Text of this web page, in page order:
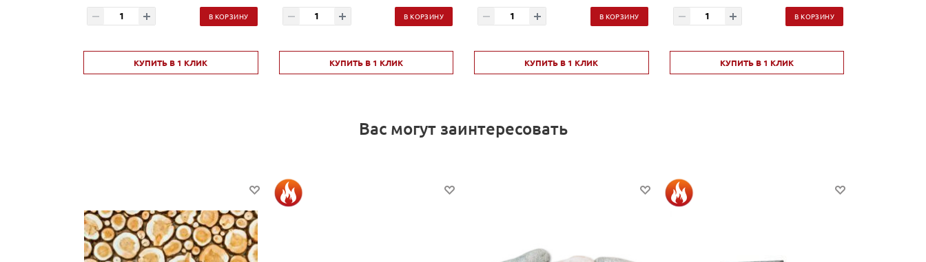
В КОРЗИНУ
КУПИТЬ В 1 КЛИК
В КОРЗИНУ
КУПИТЬ В 1 КЛИК
В КОРЗИНУ
КУПИТЬ В 1 КЛИК
В КОРЗИНУ
КУПИТЬ В 1 КЛИК
Вас могут заинтересовать